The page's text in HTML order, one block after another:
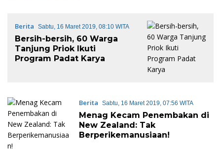
Berita Sabtu, 16 Maret 2019, 08:10 WITA
Bersih-bersih, 60 Warga
Tanjung Priok Ikuti
Program Padat Karya
Berita Sabtu, 16 Maret 2019, 07:56 WITA
Menag Kecam Penembakan di
New Zealand: Tak
Berperikemanusiaan!